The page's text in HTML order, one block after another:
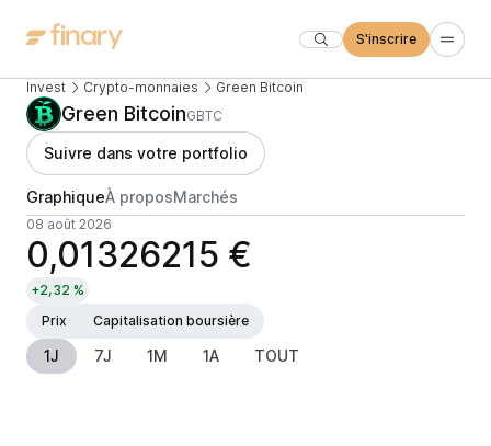
S'inscrire
Invest Crypto-monnaies Green Bitcoin
Green BitcoinGBTC
Suivre dans votre portfolio
GraphiqueÀ proposMarchés
08 août 2026
0,01326215 €
+2,32 %
Prix
Capitalisation boursière
1J 7J 1M 1A TOUT